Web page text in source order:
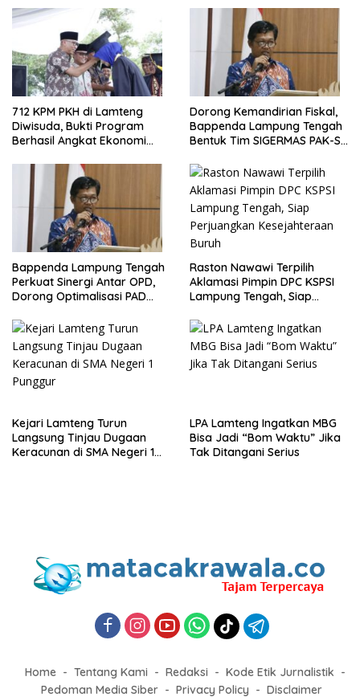
712 KPM PKH di Lamteng
Diwisuda, Bukti Program
Berhasil Angkat Ekonomi
Dorong Kemandirian Fiskal,
Bappenda Lampung Tengah
Bentuk Tim SIGERMAS PAK-SI
Bappenda Lampung Tengah
Perkuat Sinergi Antar OPD,
Dorong Optimalisasi PAD
Raston Nawawi Terpilih
Aklamasi Pimpin DPC KSPSI
Lampung Tengah, Siap
Buruh
Kejari Lamteng Turun
Langsung Tinjau Dugaan
Keracunan di SMA Negeri 1
LPA Lamteng Ingatkan MBG
Bisa Jadi “Bom Waktu” Jika
Tak Ditangani Serius
Home Tentang Kami Redaksi
Kode Etik Jurnalistik
Pedoman Media Siber
Privacy Policy Disclaimer